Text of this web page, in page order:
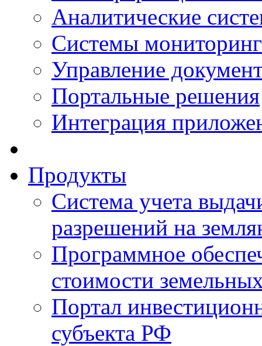
Аналитические
Системы
Управление
Портальные решения
Интеграция
Продукты
Система учета
разрешений на
Программное
стоимости
Портал
субъекта РФ